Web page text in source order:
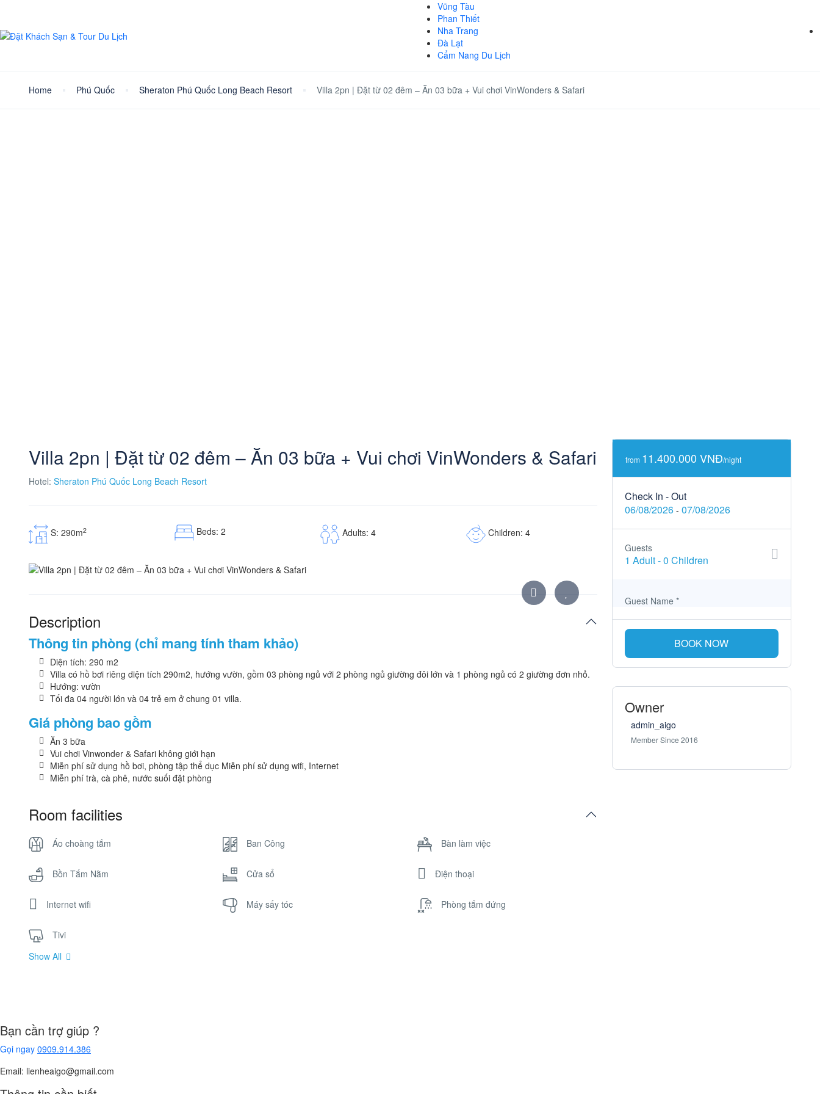
Vũng Tàu
Phan Thiết
Nha Trang
Đà Lạt
Cẩm Nang Du Lịch
Home Phú Quốc Sheraton Phú Quốc Long Beach Resort Villa 2pn | Đặt từ 02 đêm – Ăn 03 bữa + Vui chơi VinWonders & Safari
Villa 2pn | Đặt từ 02 đêm – Ăn 03 bữa + Vui chơi VinWonders & Safari
Hotel: Sheraton Phú Quốc Long Beach Resort
S: 290m2 Beds: 2 Adults: 4 Children: 4
Description
Thông tin phòng (chỉ mang tính tham khảo)
Diện tích: 290 m2
Villa có hồ bơi riêng diện tích 290m2, hướng vườn, gồm 03 phòng ngủ với 2 phòng ngủ giường đôi lớn và 1 phòng ngủ có 2 giường đơn nhỏ.
Hướng: vườn
Tối đa 04 người lớn và 04 trẻ em ở chung 01 villa.
Giá phòng bao gồm
Ăn 3 bữa
Vui chơi Vinwonder & Safari không giới hạn
Miễn phí sử dụng hồ bơi, phòng tập thể dục Miễn phí sử dụng wifi, Internet
Miễn phí trà, cà phê, nước suối đặt phòng
Room facilities
Áo choàng tắm Ban Công Bàn làm việc
Bồn Tắm Nằm Cửa sổ Điện thoại
Internet wifi Máy sấy tóc Phòng tắm đứng
Tivi
Show All
from 11.400.000 VNĐ/night
Check In - Out
06/08/2026- 07/08/2026
Guests
1 Adult-0 Children
Guest Name *
BOOK NOW
Owner
admin_aigo
Member Since 2016
Bạn cần trợ giúp ?
Gọi ngay 0909.914.386
Email: lienheaigo@gmail.com